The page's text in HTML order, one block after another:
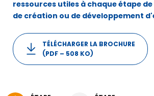
ressources utiles à chaque étape
de création ou de développement
TÉLÉCHARGER LA BROCHURE
(PDF – 508 KO)